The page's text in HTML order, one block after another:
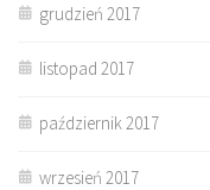
grudzień 2017
listopad 2017
październik 2017
wrzesień 2017